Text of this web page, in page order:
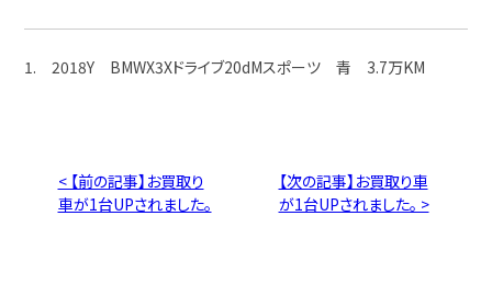
1. 2018Y BMWX3Xドライブ20dMスポーツ 青 3.7万KM
< 【前の記事】お買取り
車が1台UPされました。
【次の記事】お買取り車
が1台UPされました。 >